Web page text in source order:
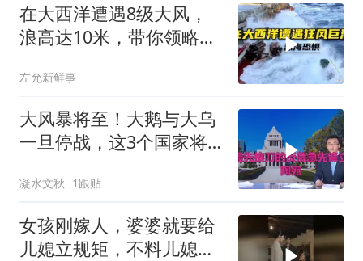
在大西洋遭遇8级大风，
浪高达10米，带你领略最
左允新鲜事
大风暴将至！大鹅与大乌
一旦停战，这3个国家将
凝水文秋 1跟贴
女孩刚嫁人，婆婆就要给
儿媳立规矩，不料儿媳不